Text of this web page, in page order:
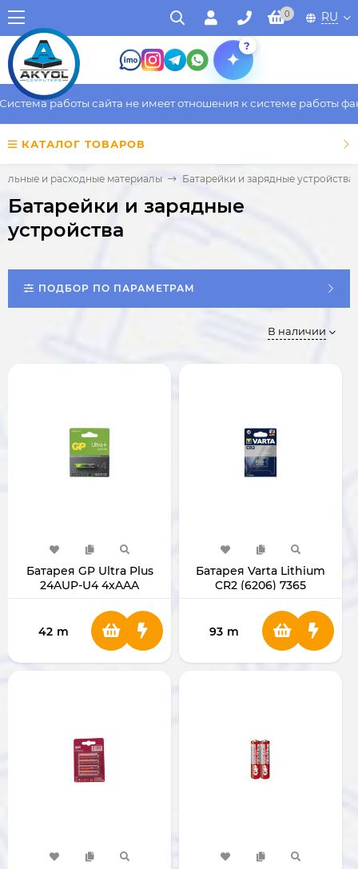
0 RU
?
работы сайта не имеет отношения к системе работы
КАТАЛОГ ТОВАРОВ
и расходные материалы Батарейки и зарядные устройства
Батарейки и зарядные
устройства
ПОДБОР ПО ПАРАМЕТРАМ
В наличии
Батарея GP Ultra Plus
24AUP-U4 4xAAA
42 m
Батарея Varta Lithium
CR2 (6206) 7365
93 m